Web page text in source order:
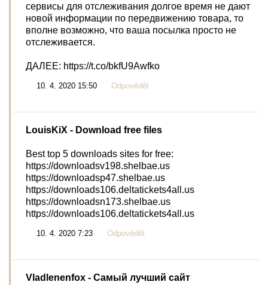
сервисы для отслеживания долгое время не дают
новой информации по передвижению товара, то
вполне возможно, что ваша посылка просто не
отслеживается.
ДАЛЕЕ: https://t.co/bkfU9Awfko
10. 4. 2020 15:50 Odpovědět
LouisKiX - Download free files
Best top 5 downloads sites for free:
https://downloadsv198.shelbae.us
https://downloadsp47.shelbae.us
https://downloads106.deltatickets4all.us
https://downloadsn173.shelbae.us
https://downloads106.deltatickets4all.us
10. 4. 2020 7:23 Odpovědět
Vladlenenfox - Самый лучший сайт